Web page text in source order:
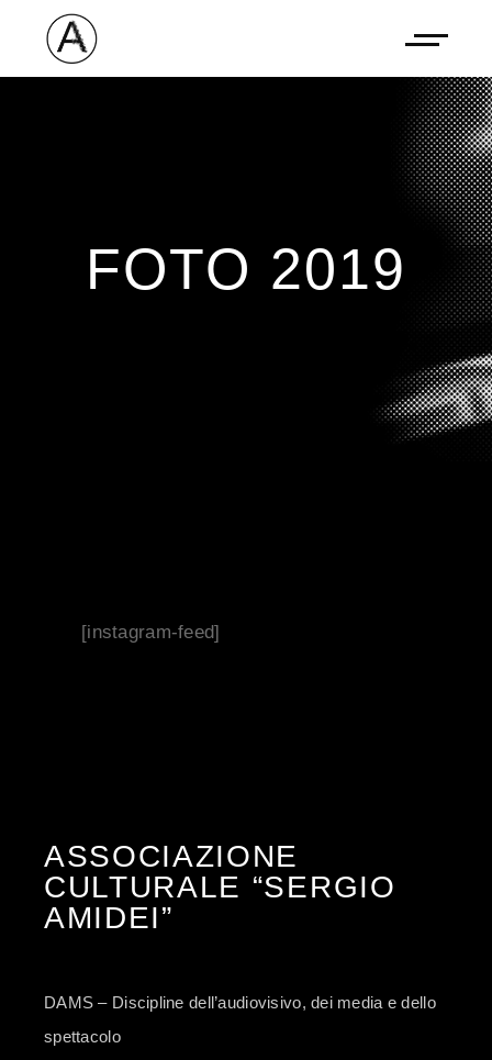
FOTO 2019
[instagram-feed]
ASSOCIAZIONE
CULTURALE “SERGIO
AMIDEI”
DAMS – Discipline dell’audiovisivo, dei media e dello
spettacolo